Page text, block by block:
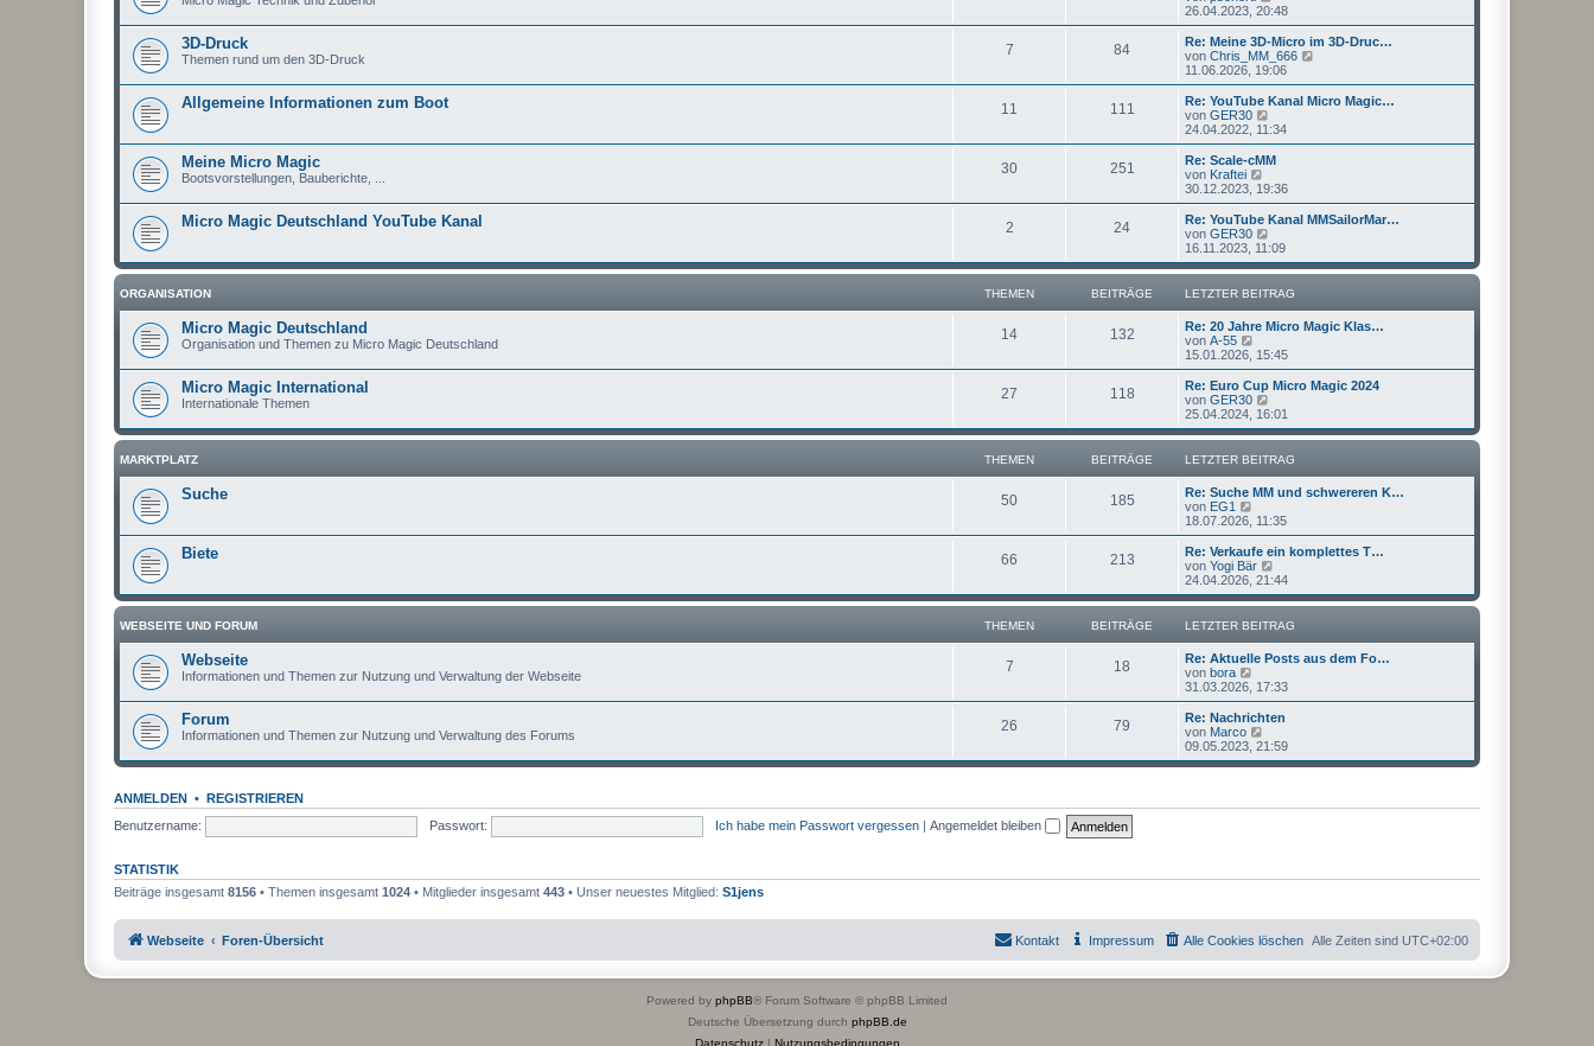
g
e
i
r
a
g
t
r
B
e
i
r
g
e
u
e
s
t
r
B
e
i
r
g
26.04.2023, 20:48
3D-Druck
Themen rund um den 3D-Druck
7 84
Re: Meine 3D-Micro im 3D-Druc…
von Chris_MM_666
u
e
r
11.06.2026, 19:06
Allgemeine Informationen zum Boot 11 111
Re: YouTube Kanal Micro Magic…
von GER30
e
u
e
t
r
B
e
i
t
a
g
24.04.2022, 11:34
Meine Micro Magic
Bootsvorstellungen, Bauberichte, ...
30 251
Re: Scale-cMM
von Kraftei
e
u
e
s
t
r
B
e
i
t
a
g
30.12.2023, 19:36
Micro Magic Deutschland YouTube Kanal 2 24
Re: YouTube Kanal MMSailorMar…
von GER30
e
u
e
s
r
e
i
t
a
g
16.11.2023, 11:09
ORGANISATION THEMEN BEITRÄGE LETZTER BEITRAG
Micro Magic Deutschland
Organisation und Themen zu Micro Magic Deutschland
14 132
Re: 20 Jahre Micro Magic Klas…
von A-55
e
u
e
s
t
r
B
e
i
t
a
g
15.01.2026, 15:45
Micro Magic International
Internationale Themen
27 118
Re: Euro Cup Micro Magic 2024
von GER30
e
u
e
s
r
e
i
t
r
a
g
25.04.2024, 16:01
MARKTPLATZ THEMEN BEITRÄGE LETZTER BEITRAG
Suche 50 185
Re: Suche MM und schwereren K…
von EG1
e
u
e
s
t
r
B
e
i
t
a
g
18.07.2026, 11:35
Biete 66 213
Re: Verkaufe ein komplettes T…
von Yogi Bär
e
u
e
s
r
e
i
t
a
g
24.04.2026, 21:44
WEBSEITE UND FORUM THEMEN BEITRÄGE LETZTER BEITRAG
Webseite
Informationen und Themen zur Nutzung und Verwaltung der Webseite
7 18
Re: Aktuelle Posts aus dem Fo…
von bora
e
u
e
s
t
r
i
31.03.2026, 17:33
Forum
Informationen und Themen zur Nutzung und Verwaltung des Forums
26 79
Re: Nachrichten
von Marco
e
u
09.05.2023, 21:59
ANMELDEN • REGISTRIEREN
Benutzername:
Passwort: Ich habe mein Passwort vergessen | Angemeldet bleiben
STATISTIK
Beiträge insgesamt 8156 • Themen insgesamt 1024 • Mitglieder insgesamt 443 • Unser neuestes Mitglied: S1jens
Webseite Foren-Übersicht Alle Zeiten sind UTC+02:00
Alle Cookies löschen
Impressum
Kontakt
Powered by phpBB® Forum Software © phpBB Limited
Deutsche Übersetzung durch phpBB.de
Datenschutz| Nutzungsbedingungen